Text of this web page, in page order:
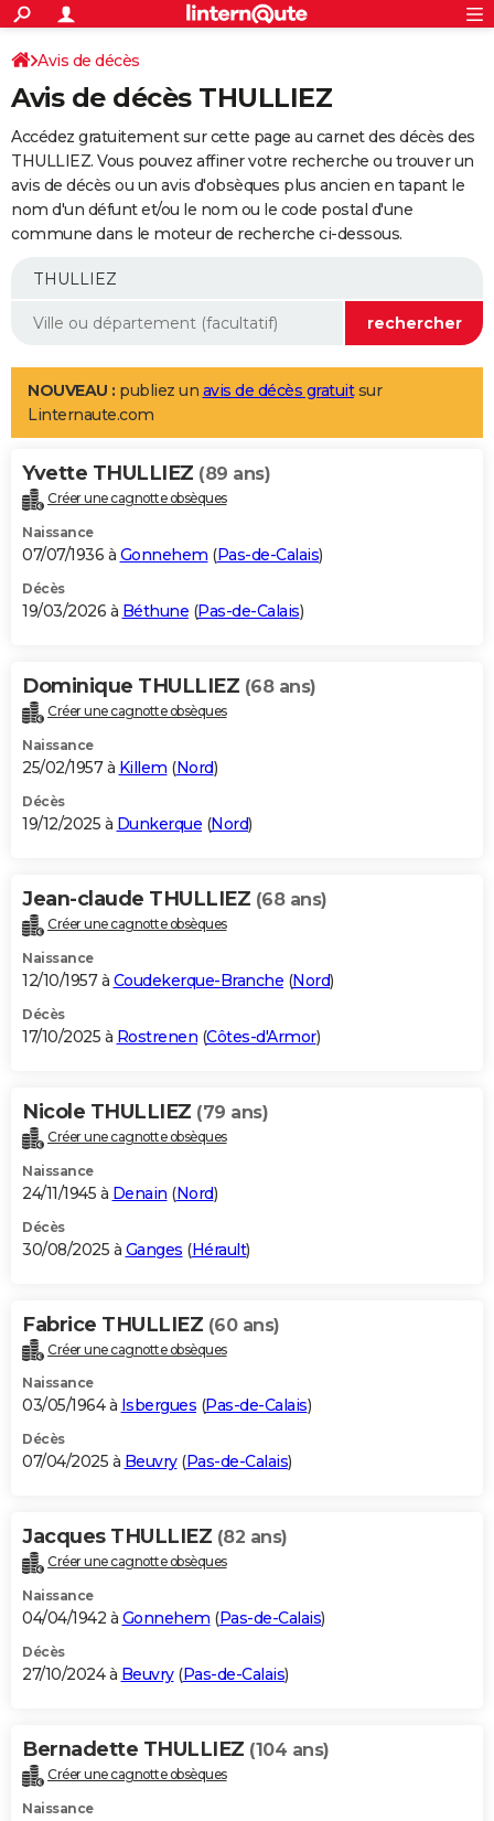
ACTUALITÉS
Politique
Société
Faits Divers
Education
Monde
Villes
+
SPORT
Coupe du monde 2026
Football
Tennis
Cyclisme
Rugby
Forum
Programme TV
TNT
Streaming
Cinéma
Sorties cinéma
Musique
+
FINANCE
Retraite
Epargne
Immobilier
Risques naturels par ville
Banque
Assurance
AUTO
Essais
Réserver un essai
Citadines
Berlines
SUV
Forum auto
+
Mobiles
Meilleur smartphone
Internet
Ordinateurs
Jeux vidéo
Guide high-tech
Aménagement intérieur
LIFESTYLE
Art de vivre
Bien-être
Loisirs
Mode
Modes de vie
Alimentation
Guide de la santé
Maladies
Médicaments
Sommeil
VOYAGE
Destinations
City break
Voyage nature
Voyage de noces
Forum
Climat
+PHOTO
GUIDES D'ACHAT
BONS PLANS
Carte de Noël
Carte Bonne année
Carte Saint-Valentin
Carte Pâques
Carte d'anniversaire
DICTIONNAIRE
Dictionnaire
Biographies
Citations
Expressions
Proverbes
PROGRAMME TV
S'inscrire
Se connecter
Lycées
Collèges
Primaires
Universités
Entreprises
Service militaire
Avis de recherche
AVIS DE DÉCÈS
Bricolage
Lifestyle
Culture
Sport
Auto
Television
Voyage
Cinema
Avis de décès
Avis de décès THULLIEZ
Accédez gratuitement sur cette page au carnet des décès des
THULLIEZ. Vous pouvez affiner votre recherche ou trouver un
avis de décès ou un avis d'obsèques plus ancien en tapant le
nom d'un défunt et/ou le nom ou le code postal d'une
commune dans le moteur de recherche ci-dessous.
NOUVEAU : publiez un avis de décès gratuitsur
Linternaute.com
Yvette THULLIEZ (89 ans)
Créer une cagnotte obsèques
Naissance
07/07/1936 à Gonnehem (Pas-de-Calais)
Décès
19/03/2026 à Béthune (Pas-de-Calais)
Dominique THULLIEZ (68 ans)
Créer une cagnotte obsèques
Naissance
25/02/1957 à Killem (Nord)
Décès
19/12/2025 à Dunkerque (Nord)
Jean-claude THULLIEZ (68 ans)
Créer une cagnotte obsèques
Naissance
12/10/1957 à Coudekerque-Branche (Nord)
Décès
17/10/2025 à Rostrenen (Côtes-d'Armor)
Nicole THULLIEZ (79 ans)
Créer une cagnotte obsèques
Naissance
24/11/1945 à Denain (Nord)
Décès
30/08/2025 à Ganges (Hérault)
Fabrice THULLIEZ (60 ans)
Créer une cagnotte obsèques
Naissance
03/05/1964 à Isbergues (Pas-de-Calais)
Décès
07/04/2025 à Beuvry(Pas-de-Calais)
Jacques THULLIEZ (82 ans)
Créer une cagnotte obsèques
Naissance
04/04/1942 à Gonnehem (Pas-de-Calais)
Décès
27/10/2024 à Beuvry(Pas-de-Calais)
Bernadette THULLIEZ (104 ans)
Créer une cagnotte obsèques
Naissance